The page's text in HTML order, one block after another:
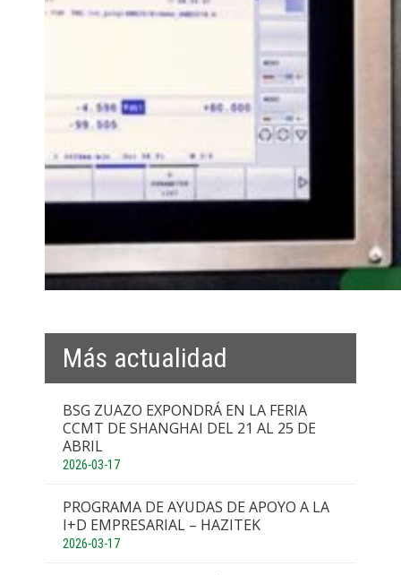
Más actualidad
BSG ZUAZO EXPONDRÁ EN LA FERIA
CCMT DE SHANGHAI DEL 21 AL 25 DE
ABRIL
2026-03-17
PROGRAMA DE AYUDAS DE APOYO A LA
I+D EMPRESARIAL – HAZITEK
2026-03-17